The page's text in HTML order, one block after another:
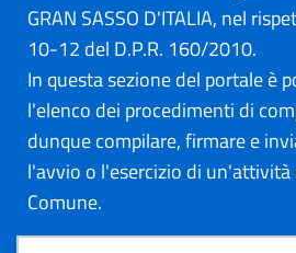
GRAN SASSO D'ITALIA, nel
10-12 del D.P.R. 160/2010.
In questa sezione del portale è
l'elenco dei procedimenti di
dunque compilare, firmare e
l'avvio o l'esercizio di
Comune.